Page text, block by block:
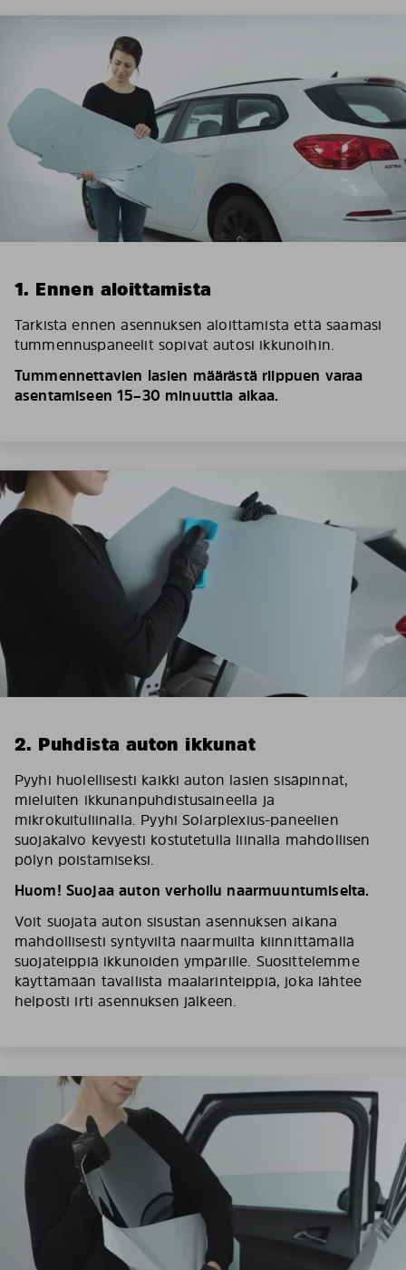
1. Ennen aloittamista
Tarkista ennen asennuksen aloittamista että saamasi
tummennuspaneelit sopivat autosi ikkunoihin.
Tummennettavien lasien määrästä riippuen varaa
asentamiseen 15–30 minuuttia aikaa.
2. Puhdista auton ikkunat
Pyyhi huolellisesti kaikki auton lasien sisäpinnat,
mieluiten ikkunanpuhdistusaineella ja
mikrokuituliinalla. Pyyhi Solarplexius-paneelien
suojakalvo kevyesti kostutetulla liinalla mahdollisen
pölyn poistamiseksi.
Huom! Suojaa auton verhoilu naarmuuntumiselta.
Voit suojata auton sisustan asennuksen aikana
mahdollisesti syntyviltä naarmuilta kiinnittämällä
suojateippiä ikkunoiden ympärille. Suosittelemme
käyttämään tavallista maalarinteippiä, joka lähtee
helposti irti asennuksen jälkeen.